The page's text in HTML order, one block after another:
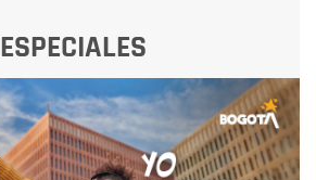
ESPECIALES